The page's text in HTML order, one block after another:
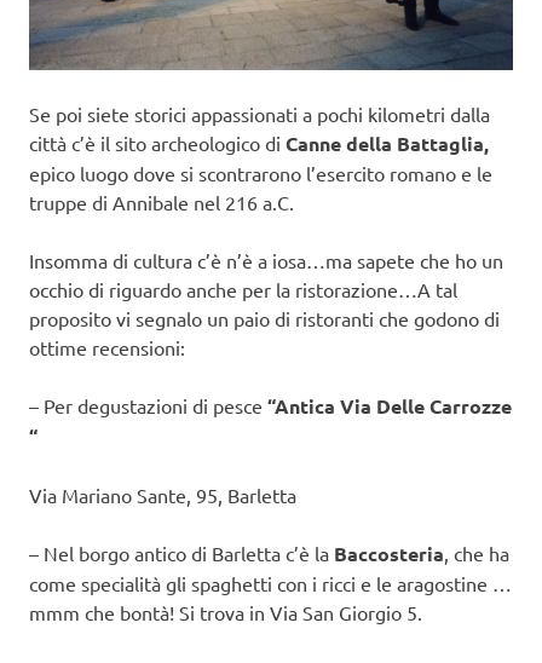
Se poi siete storici appassionati a pochi kilometri dalla
città c’è il sito archeologico di Canne della Battaglia,
epico luogo dove si scontrarono l’esercito romano e le
truppe di Annibale nel 216 a.C.
Insomma di cultura c’è n’è a iosa…ma sapete che ho un
occhio di riguardo anche per la ristorazione…A tal
proposito vi segnalo un paio di ristoranti che godono di
ottime recensioni:
– Per degustazioni di pesce “Antica Via Delle Carrozze
“
Via Mariano Sante, 95, Barletta
– Nel borgo antico di Barletta c’è la Baccosteria, che ha
come specialità gli spaghetti con i ricci e le aragostine …
mmm che bontà! Si trova in Via San Giorgio 5.